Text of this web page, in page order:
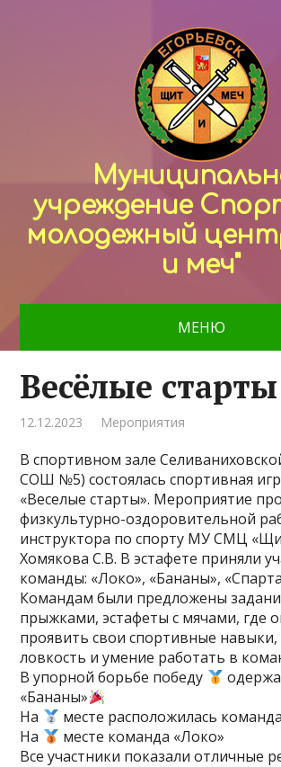
учреждение
молодежный
и меч"
МЕНЮ
Весёлые старты
12.12.2023 Мероприятия
В спортивном зале
СОШ №5) состоялась спортивная
«Веселые старты». Мероприятие
физкультурно-оздоровительной
инструктора по спорту МУ СМЦ
Хомякова С.В. В эстафете приняли
команды: «Локо», «Бананы»,
Командам были предложены
прыжками, эстафеты с мячами, где
проявить свои спортивные навыки,
ловкость и умение работать в
В упорной борьбе победу
«Бананы»
На
месте расположилась
На
месте команда «Локо»
Все участники показали отличные